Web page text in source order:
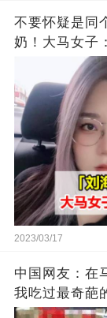
不要怀疑是同
奶！大马女子
2023/03/17
中国网友：在
我吃过最奇葩